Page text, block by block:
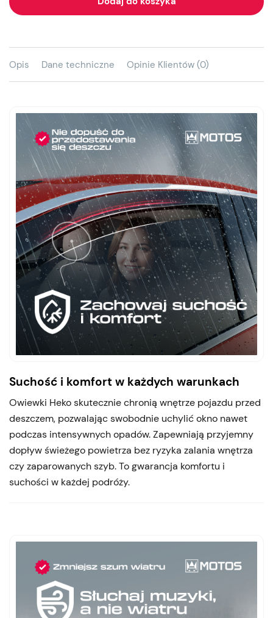
Opis Dane techniczne Opinie Klientów (0)
Suchość i komfort w każdych warunkach
Owiewki Heko skutecznie chronią wnętrze pojazdu przed
deszczem, pozwalając swobodnie uchylić okno nawet
podczas intensywnych opadów. Zapewniają przyjemny
dopływ świeżego powietrza bez ryzyka zalania wnętrza
czy zaparowanych szyb. To gwarancja komfortu i
suchości w każdej podróży.